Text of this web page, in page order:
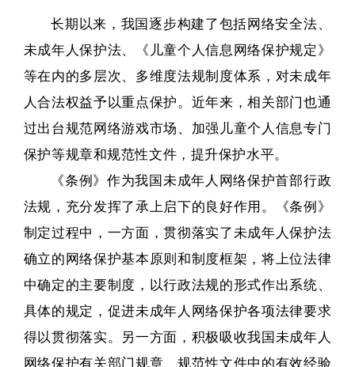
长期以来，我国逐步构建了包括网络安全法、
未成年人保护法、《儿童个人信息网络保护规定》
等在内的多层次、多维度法规制度体系，对未成年
人合法权益予以重点保护。 近年来，相关部门也通
过出台规范网络游戏市场、加强儿童个人信息专门
保护等规章和规范性文件，提升保护水平。
《条例》作为我国未成年人网络保护首部行政
法规，充分发挥了承上启下的良好作用。
《条例》
制定过程中，一方面，贯彻落实了未成年人保护法
确立的网络保护基本原则和制度框架，将上位法律
中确定的主要制度，以行政法规的形式作出系统、
具体的规定，促进未成年人网络保护各项法律要求
得以贯彻落实。 另一方面，积极吸收我国未成年人
网络保护有关部门规章、规范性文件中的有效经验